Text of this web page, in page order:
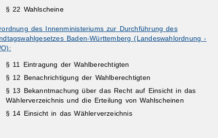
§ 22 Wahlscheine
des Innenministeriums zur Durchführung des
Baden-Württemberg (Landeswahlordnung -
§ 11
Eintragung der Wahlberechtigten
§ 12
Benachrichtigung der Wahlberechtigten
§ 13 Bekanntmachung über das Recht auf Einsicht in das
Wählerverzeichnis und die Erteilung von Wahlscheinen
§ 14 Einsicht in das Wählerverzeichnis